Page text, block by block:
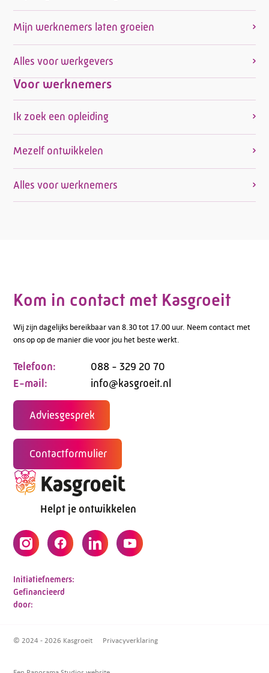
Mijn werknemers laten groeien
Alles voor werkgevers
Voor werknemers
Ik zoek een opleiding
Mezelf ontwikkelen
Alles voor werknemers
Kom in contact met Kasgroeit
Wij zijn dagelijks bereikbaar van 8.30 tot 17.00 uur. Neem contact met
ons op op de manier die voor jou het beste werkt.
Telefoon:
088 - 329 20 70
E-mail:
info@kasgroeit.nl
Adviesgesprek
Contactformulier
Helpt je ontwikkelen
Initiatiefnemers:
Gefinancieerd
door:
© 2024 - 2026 Kasgroeit Privacyverklaring